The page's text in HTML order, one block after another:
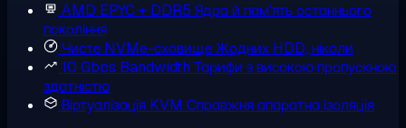
AMD EPYC + DDR5 Ядра й пам'ять останнього
покоління
Чисте NVMe-сховищеЖодних HDD, ніколи
10 Gbps Bandwidth Тарифи з високою пропускною
здатністю
Віртуалізація KVM Справжня апаратна ізоляція